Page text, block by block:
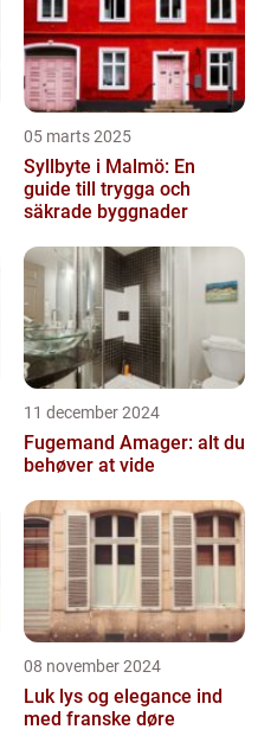
05 marts 2025
Syllbyte i Malmö: En
guide till trygga och
säkrade byggnader
11 december 2024
Fugemand Amager: alt du
behøver at vide
08 november 2024
Luk lys og elegance ind
med franske døre